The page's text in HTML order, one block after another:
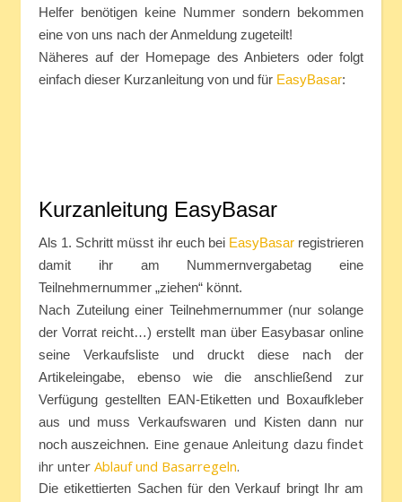
Helfer benötigen keine Nummer sondern bekommen
eine von uns nach der Anmeldung zugeteilt!
Näheres auf der Homepage des Anbieters oder folgt
einfach dieser Kurzanleitung von und für EasyBasar:
Kurzanleitung EasyBasar
Als 1. Schritt müsst ihr euch bei EasyBasarregistrieren
damit ihr am Nummernvergabetag eine
Teilnehmernummer „ziehen“ könnt.
Nach Zuteilung einer Teilnehmernummer (nur solange
der Vorrat reicht…) erstellt man über Easybasar online
seine Verkaufsliste und druckt diese nach der
Artikeleingabe, ebenso wie die anschließend zur
Verfügung gestellten EAN-Etiketten und Boxaufkleber
aus und muss Verkaufswaren und Kisten dann nur
noch auszeichnen. Eine genaue Anleitung dazu findet
ihr unter Ablauf und Basarregeln.
Die etikettierten Sachen für den Verkauf bringt Ihr am